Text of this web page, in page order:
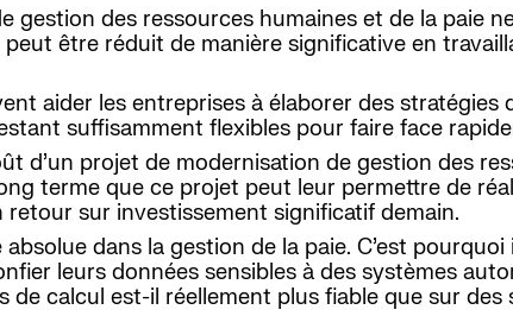
gestion des ressources humaines et de la paie
être réduit de manière significative en
aider les entreprises à élaborer des stratégies
suffisamment flexibles pour faire face
d’un projet de modernisation de gestion des
terme que ce projet peut leur permettre de
sur investissement significatif demain.
dans la gestion de la paie. C’est
leurs données sensibles à des systèmes
calcul est-il réellement plus fiable que sur des